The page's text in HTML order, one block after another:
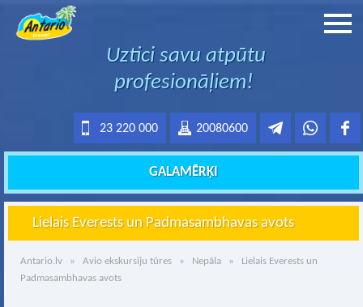
Uztici savu atpūtu
profesionāļiem!
20080600
23 220 000
GALAMĒRĶI
Lielais Everests un Padmasambhavas avots
Antario.lv » Avio ekskursiju tūres » Nepāla » Lielais Everests un
Padmasambhavas avots